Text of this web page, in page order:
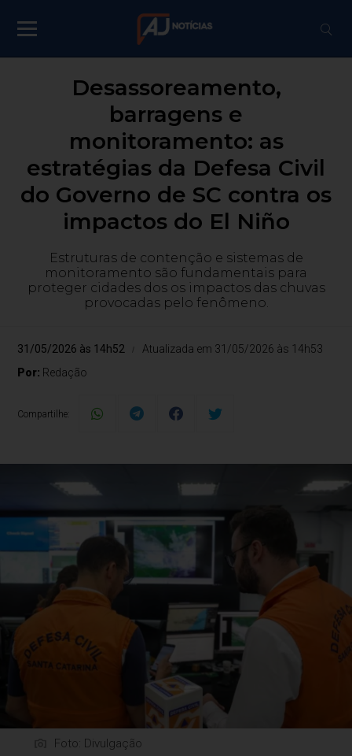
Desassoreamento,
barragens e
monitoramento: as
estratégias da Defesa Civil
do Governo de SC contra os
impactos do El Niño
Estruturas de contenção e sistemas de
monitoramento são fundamentais para
proteger cidades dos os impactos das chuvas
provocadas pelo fenômeno.
31/05/2026 às 14h52
Atualizada em 31/05/2026 às 14h53
Por: Redação
Compartilhe:
Foto: Divulgação